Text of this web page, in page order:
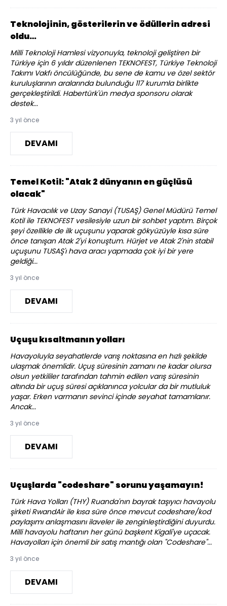
Teknolojinin, gösterilerin ve ödüllerin adresi
oldu…
Milli Teknoloji Hamlesi vizyonuyla, teknoloji geliştiren bir
Türkiye için 6 yıldır düzenlenen TEKNOFEST, Türkiye Teknoloji
Takımı Vakfı öncülüğünde, bu sene de kamu ve özel sektör
kuruluşlarının aralarında bulunduğu 117 kurumla birlikte
gerçekleştirildi. Habertürk'ün medya sponsoru olarak
destek...
3 yıl önce
DEVAMI
Temel Kotil: "Atak 2 dünyanın en güçlüsü
olacak"
Türk Havacılık ve Uzay Sanayi (TUSAŞ) Genel Müdürü Temel
Kotil ile TEKNOFEST vesilesiyle uzun bir sohbet yaptım. Birçok
şeyi özellikle de ilk uçuşunu yaparak gökyüzüyle kısa süre
önce tanışan Atak 2'yi konuştum. Hürjet ve Atak 2'nin stabil
uçuşunu TUSAŞ'ı hava aracı yapmada çok iyi bir yere
geldiği...
3 yıl önce
DEVAMI
Uçuşu kısaltmanın yolları
Havayoluyla seyahatlerde varış noktasına en hızlı şekilde
ulaşmak önemlidir. Uçuş süresinin zamanı ne kadar olursa
olsun yetkililer tarafından tahmin edilen varış süresinin
altında bir uçuş süresi açıklanınca yolcular da bir mutluluk
yaşar. Erken varmanın sevinci içinde seyahat tamamlanır.
Ancak...
3 yıl önce
DEVAMI
Uçuşlarda "codeshare" sorunu yaşamayın!
Türk Hava Yolları (THY) Ruanda'nın bayrak taşıyıcı havayolu
şirketi RwandAir ile kısa süre önce mevcut codeshare/kod
paylaşımı anlaşmasını ilaveler ile zenginleştirdiğini duyurdu.
Milli havayolu haftanın her günü başkent Kigali'ye uçacak.
Havayolları için önemli bir satış mantığı olan "Codeshare"...
3 yıl önce
DEVAMI